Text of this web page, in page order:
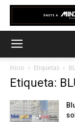
Inicio Etiquetas
Etiqueta: